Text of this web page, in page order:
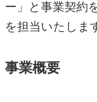
ー」と事業契約
を担当いたしま
事業概要